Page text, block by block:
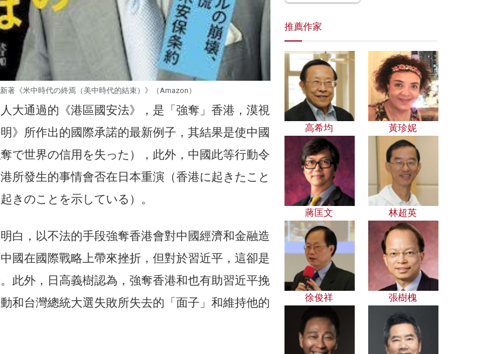
著《米中時代の終焉（美中時代的結束）》（Amazon）
大通過的《港區國安法》，是「強奪」香港，漠視
》所作出的國際承諾的最新例子，其結果是使中國
で世界の信用を失った），此外，中國此等行動令
所發生的事情會否在日本重演（香港に起きたこと
きのことを示している）。
白，以不法的手段強奪香港會對中國經濟和金融造
國在國際戰略上帶來挫折，但對於習近平，這卻是
此外，日高義樹認為，強奪香港和也有助習近平挽
和台灣總統大選失敗所失去的「面子」和維持他的
推薦作家
高希均 黃珍妮
蔣匡文 林超英
徐俊祥 張樹槐